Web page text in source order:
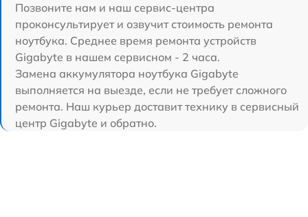
Позвоните нам и наш сервис-центра
проконсультирует и озвучит стоимость ремонта
ноутбука. Среднее время ремонта устройств
Gigabyte в нашем сервисном - 2 часа.
Замена аккумулятора ноутбука Gigabyte
выполняется на выезде, если не требует сложного
ремонта. Наш курьер доставит технику в сервисный
центр Gigabyte и обратно.